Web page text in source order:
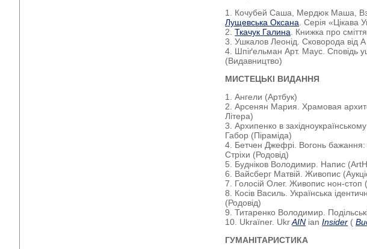
1. Кочубей Саша, Мердюк Маша,
Лущевська Оксана . Серія «Цікава
2.Ткачук Галина . Книжка про
3. Ушкалов Леонід. Сковорода від
4. Шпіґельман Арт. Маус. Сповідь
(Видавництво)
МИСТЕЦЬКІ ВИДАННЯ
1. Ангели (Артбук)
2. Арсенян Мария. Храмовая
Літера)
3. Архипенко в
Габор (Піраміда)
4. Бетчен Джефрі. Вогонь
Стріхи (Родовід)
5. Будніков Володимир. Напис
6. Вайсберг Матвій. Живопис
7. Голосій Олег. Живопис нон-стоп
8. Косів Василь. Українська
(Родовід)
9. Титаренко Володимир.
10. Ukraїner. UkrAIN ianInsider (
ГУМАНІТАРИСТИКА